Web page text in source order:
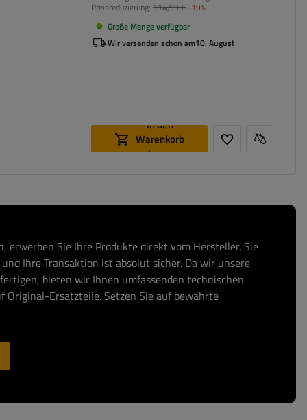
Preisreduzierung: 114,99 € -19%
Große Menge verfügbar
Wir versenden schon am10. August
In den
Warenkorb
legen
erwerben Sie Ihre Produkte direkt vom Hersteller. Sie
Ihre Transaktion ist absolut sicher. Da wir unsere
bieten wir Ihnen umfassenden technischen
Original-Ersatzteile. Setzen Sie auf bewährte